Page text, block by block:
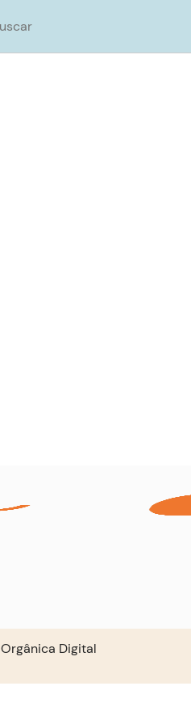
Orgânica Digital